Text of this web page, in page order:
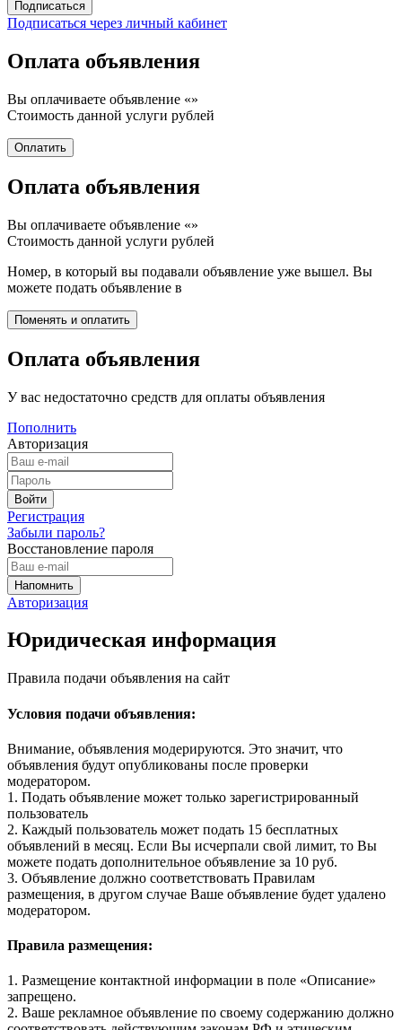
Подписаться через личный кабинет
Оплата объявления
Вы оплачиваете объявление «»
Стоимость данной услуги рублей
Оплата объявления
Вы оплачиваете объявление «»
Стоимость данной услуги рублей
Номер, в который вы подавали объявление уже вышел. Вы
можете подать объявление в
Оплата объявления
У вас недостаточно средств для оплаты объявления
Пополнить
Авторизация
Регистрация
Забыли пароль?
Восстановление пароля
Авторизация
Юридическая информация
Правила подачи объявления на сайт
Условия подачи объявления:
Внимание, объявления модерируются. Это значит, что
объявления будут опубликованы после проверки
модератором.
1. Подать объявление может только зарегистрированный
пользователь
2. Каждый пользователь может подать 15 бесплатных
объявлений в месяц. Если Вы исчерпали свой лимит, то Вы
можете подать дополнительное объявление за 10 руб.
3. Объявление должно соответствовать Правилам
размещения, в другом случае Ваше объявление будет удалено
модератором.
Правила размещения:
1. Размещение контактной информации в поле «Описание»
запрещено.
2. Ваше рекламное объявление по своему содержанию должно